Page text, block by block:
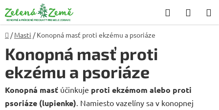
na
obsah
Hľadať
KOŠÍK
Domov
/ Masti / Konopná masť proti ekzému a psoriáze
Konopná masť proti
ekzému a psoriáze
Konopná masť účinkuje proti ekzémom alebo proti
psoriáze (lupienke) . Namiesto vazelíny sa v konopnej